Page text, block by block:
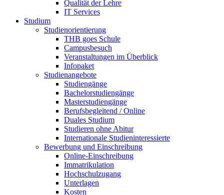
Qualität der Lehre
IT Services
Studium
Studienorientierung
THB goes Schule
Campusbesuch
Veranstaltungen im Überblick
Infopaket
Studienangebote
Studiengänge
Bachelorstudiengänge
Masterstudiengänge
Berufsbegleitend / Online
Duales Studium
Studieren ohne Abitur
Internationale Studieninteressierte
Bewerbung und Einschreibung
Online-Einschreibung
Immatrikulation
Hochschulzugang
Unterlagen
Kosten